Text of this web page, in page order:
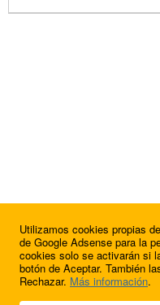
Utilizamos cookies propias
de Google Adsense para la
cookies solo se activarán si
botón de Aceptar. También
Rechazar. Más información.